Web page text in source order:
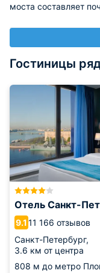
моста составляет
Гостиницы
Отель Санкт-
9.111 166 отзывов
Санкт-Петербург,
3.6 км от центра
808 м до метро